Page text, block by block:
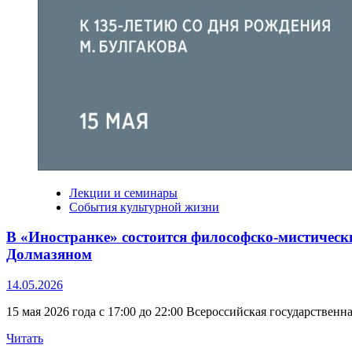
Лекции и семинары
События культурной жизни
В «Иностранке» состоится философско-
Долмазяном
14.05.2026
15 мая 2026 года с 17:00 до 22:00 Всероссийская
ЧитатьПрочитать